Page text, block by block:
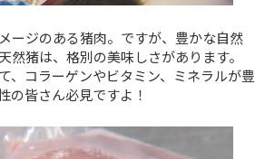
ージのある猪肉。ですが、豊かな自然
然猪は、格別の美味しさがあります。
、コラーゲンやビタミン、ミネラルが豊
の皆さん必見ですよ！